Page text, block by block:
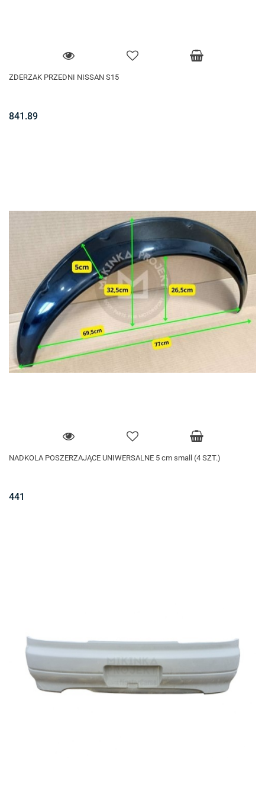
ZDERZAK PRZEDNI NISSAN S15
841.89
NADKOLA POSZERZAJĄCE UNIWERSALNE 5 cm small (4 SZT.)
441